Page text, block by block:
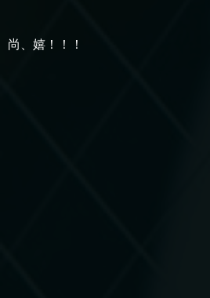
尚、嬉！！！